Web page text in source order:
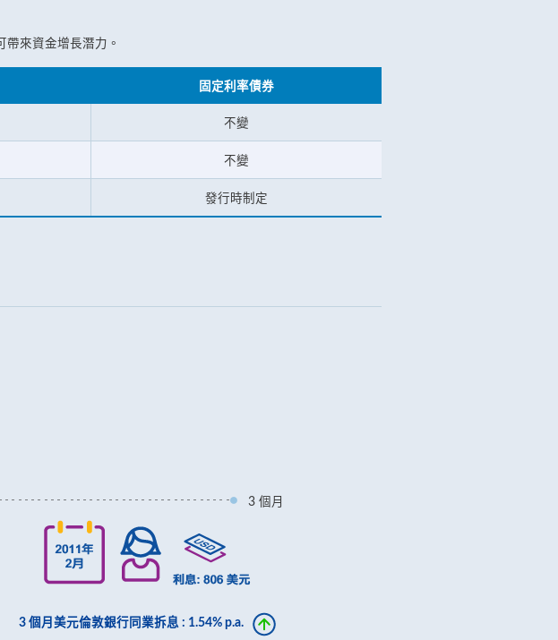
來資金增長潛力。
固定利率債券
不變
不變
發行時制定
3 個月
3 個月美元倫敦銀行同業拆息 : 1.54% p.a.